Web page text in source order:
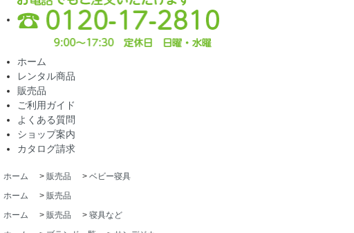
ホーム
レンタル商品
販売品
ご利用ガイド
よくある質問
ショップ案内
カタログ請求
ホーム > 販売品 > ベビー寝具
ホーム
> 販売品
ホーム
> 販売品 > 寝具など